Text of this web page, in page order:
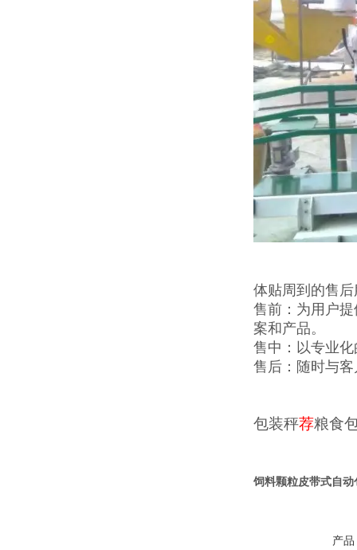
体贴周到的售
售前：为用户
案和产品。
售中：以专业
售后：随时与
包装秤荐粮食
饲料颗粒皮带式自
产品